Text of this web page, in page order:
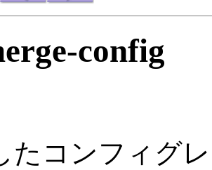
config
たコンフィグ